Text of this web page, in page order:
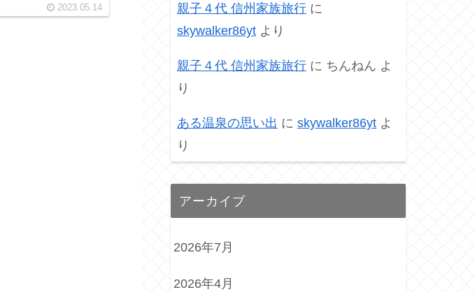
2023.05.14 親子４代 信州家族旅行 に
skywalker86yt より
親子４代 信州家族旅行 に ちんねん よ
り
ある温泉の思い出 に skywalker86yt よ
り
アーカイブ
2026年7月
2026年4月